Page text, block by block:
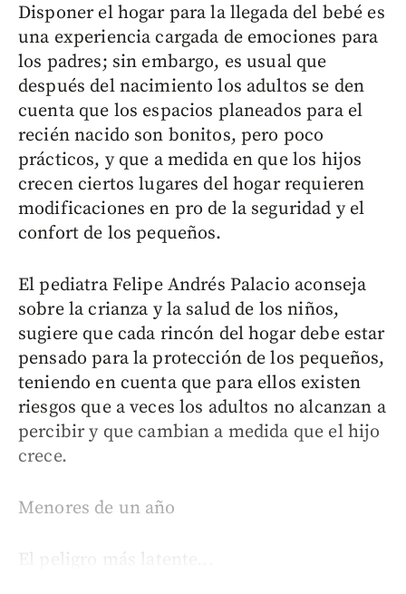
Disponer el hogar para la llegada del bebé es
una experiencia cargada de emociones para
los padres; sin embargo, es usual que
después del nacimiento los adultos se den
cuenta que los espacios planeados para el
recién nacido son bonitos, pero poco
prácticos, y que a medida en que los hijos
crecen ciertos lugares del hogar requieren
modificaciones en pro de la seguridad y el
confort de los pequeños.
El pediatra Felipe Andrés Palacio aconseja
sobre la crianza y la salud de los niños,
sugiere que cada rincón del hogar debe estar
pensado para la protección de los pequeños,
teniendo en cuenta que para ellos existen
riesgos que a veces los adultos no alcanzan a
percibir y que cambian a medida que el hijo
crece.
Menores de un año
El peligro más latente...